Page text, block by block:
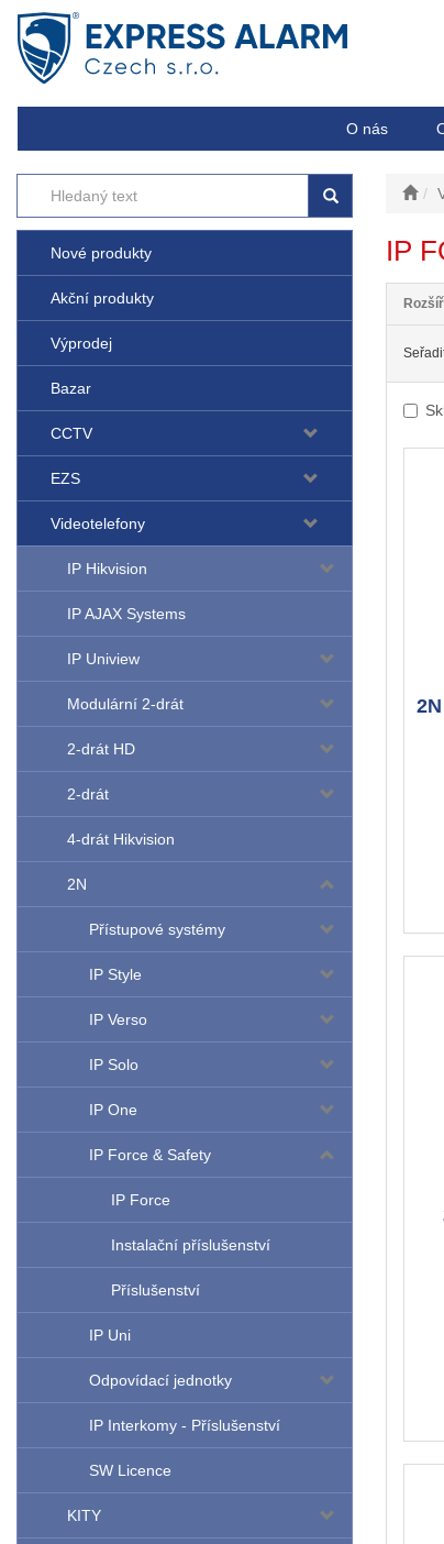
O nás
Nové produkty
Akční produkty
Výprodej
Bazar
CCTV
EZS
Videotelefony
IP Hikvision
IP AJAX Systems
IP Uniview
Modulární 2-drát
2-drát HD
2-drát
4-drát Hikvision
2N
Přístupové systémy
IP Style
IP Verso
IP Solo
IP One
IP Force & Safety
IP Force
Instalační příslušenství
Příslušenství
IP Uni
Odpovídací jednotky
IP Interkomy - Příslušenství
SW Licence
KITY
IP